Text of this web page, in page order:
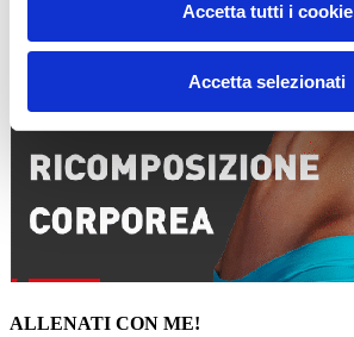
Accetta tutti i cookie
Accetta selezionati
ALLENATI CON ME!